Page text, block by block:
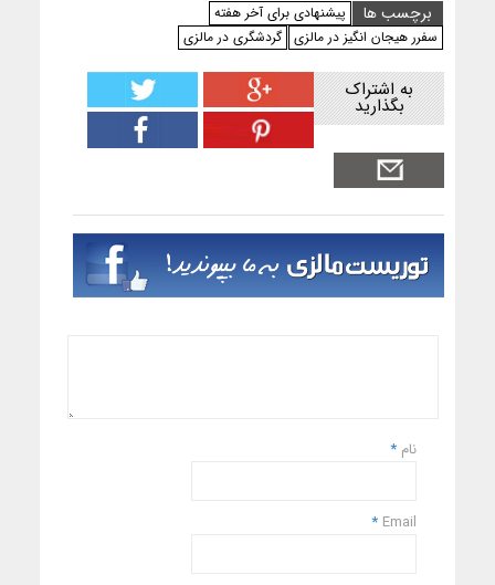
برچسب ها
پیشنهادی برای آخر هفته
سفرر هیجان انگیز در مالزی گردشگری در مالزی
به اشتراک
بگذارید
نام *
Email
*